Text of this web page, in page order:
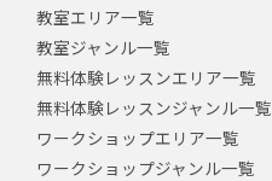
教室エリア一覧
教室ジャンル一覧
無料体験レッスンエリア一覧
無料体験レッスンジャンル一覧
ワークショップエリア一覧
ワークショップジャンル一覧